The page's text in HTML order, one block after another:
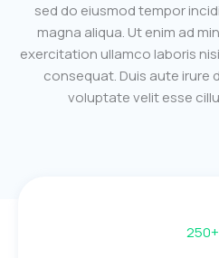
sed do eiusmod tempor
magna aliqua. Ut enim ad
exercitation ullamco laboris
consequat. Duis aute irure
voluptate velit esse
250+